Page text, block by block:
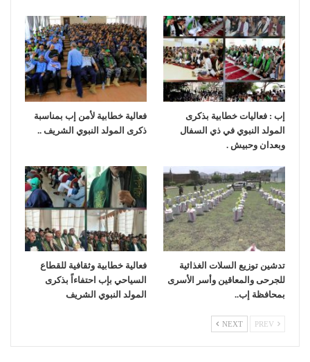
إب : فعاليات خطابية بذكرى
المولد النبوي في ذي السفال
وبعدان وحبيش .
فعالية خطابية لأمن إب بمناسبة
ذكرى المولد النبوي الشريف ..
تدشين توزيع السلات الغذائية
للجرحى والمعاقين وأسر الأسرى
بمحافظة إب..
فعالية خطابية وثقافية للقطاع
السياحي بإب احتفاءاً بذكرى
المولد النبوي الشريف
NEXT